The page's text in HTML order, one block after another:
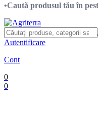
•Caută produsul tău în
Autentificare
Cont
0
0